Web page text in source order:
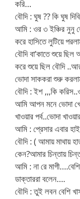
করি…
বৌদি : ঘুষ ?? কি ঘুষ
আমি : ওর ৩ ইঞ্চির নুনু
করে হাসিতে লুটিয়ে
বৌদি বা’কাতে শুয়ে
করে শুয়ে ছিল বৌদি
ভোদা সাককরা শুরু
বৌদি : ইশ ,,,কি
আমি আপন মনে ভোদা
খাওয়ার পর্ব..ভোদা
আমি : প্রেসার এবার
বৌদি : ( আমায় মাথায়
কেন?আমার চিন্তায়
আমি : না রে
ডাক্তাররা বলেন….
বৌদি : তুই লবন বেশি